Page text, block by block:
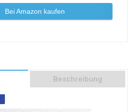
Bei Amazon kaufen
Beschreibung